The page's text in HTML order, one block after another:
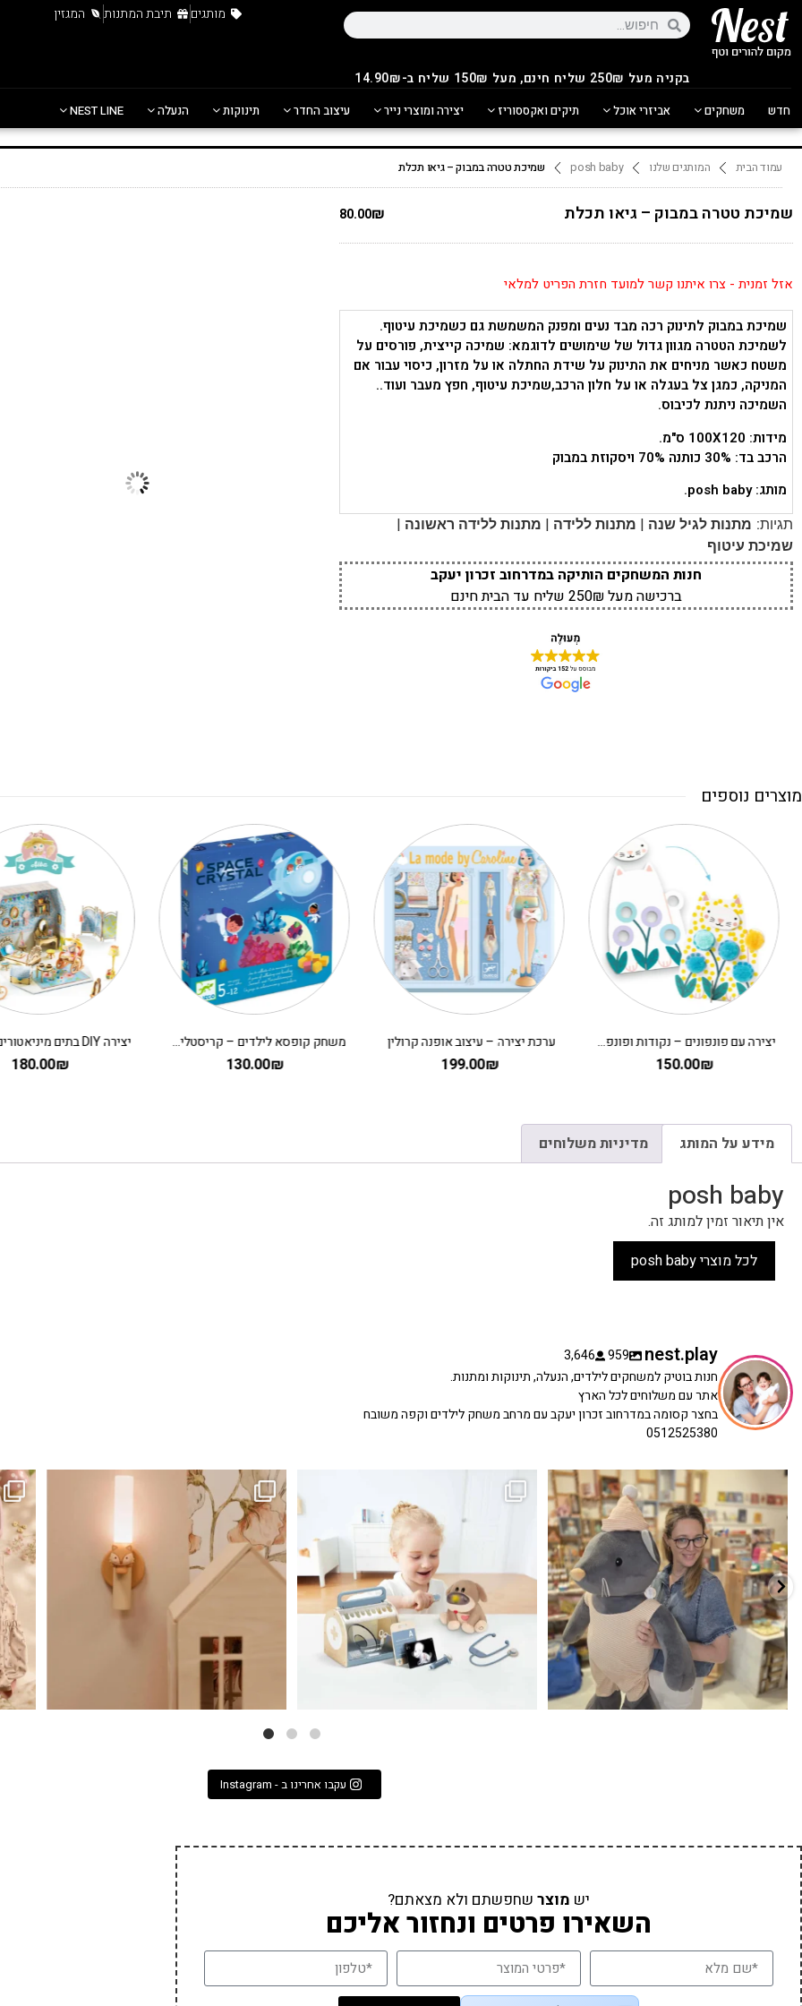
בקניה מעל 250 ₪ שליח חינם, מעל 150₪ שליח ב-14.90₪
מותגים תיבת המתנות המגזין
חדש משחקים אביזרי אוכל תיקים ואקססוריז יצירה ומוצרי נייר עיצוב החדר תינוקות הנעלה NEST LINE
עמוד הבית המותגים שלנו posh baby שמיכת טטרה במבוק – גיאו תכלת
שמיכת טטרה במבוק – גיאו תכלת 80.00₪
אזל זמנית - צרו איתנו קשר למועד חזרת הפריט למלאי
שמיכת במבוק לתינוק רכה מבד נעים ומפנק המשמשת גם כשמיכת עיטוף.
לשמיכת הטטרה מגוון גדול של שימושים לדוגמא: שמיכה קייצית, פורסים על
משטח כאשר מניחים את התינוק על שידת החתלה או על מזרון, כיסוי עבור אם
המניקה, כמגן צל בעגלה או על חלון הרכב,שמיכת עיטוף, חפץ מעבר ועוד..
השמיכה ניתנת לכיבוס.
מידות: 100X120 ס"מ.
הרכב בד: 30% כותנה 70% ויסקוזת במבוק
מותג: posh baby.
תגיות: מתנות לגיל שנה | מתנות ללידה | מתנות ללידה ראשונה |
שמיכת עיטוף
חנות המשחקים הותיקה במדרחוב זכרון יעקב
ברכישה מעל 250₪ שליח עד הבית חינם
מוצרים נוספים
יצירה עם פונפונים – נקודות ופונפונים בדשא DJECO
150.00
ערכת יצירה – עיצוב אופנה קרולין
199.00
משחק קופסא לילדים – קריסטלים בחלל
130.00
180.00
מידע על המותג מדיניות משלוחים
posh baby
אין תיאור זמין למותג זה.
לכל מוצרי posh baby
nest.play
959
3,646
חנות בוטיק למשחקים לילדים, הנעלה, תינוקות ומתנות.
אתר עם משלוחים לכל הארץ
בחצר קסומה במדרחוב זכרון יעקב עם מרחב משחק לילדים וקפה משובח
0512525380
גם פריט עיצובי לחדר, גם מנורת לילה מרגיעה, וגם...
0
7 0
כשפתחתי את החנות חלמתי ליצור מקום שהייתי
שמחה
39 16
עקבו אחרינו ב - Instagram
יש מוצר שחפשתם ולא מצאתם?
השאירו פרטים ונחזור אליכם